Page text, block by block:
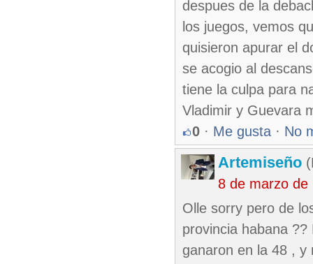
despues de la
los juegos, vemos
quisieron apurar el
se acogio al
tiene la culpa para
Vladimir y Guevara
0 · Me gusta · No
Artemiseño
8 de marzo de
Olle sorry pero de
provincia habana
ganaron en la 48 , y